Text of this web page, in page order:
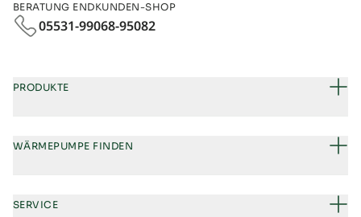
BERATUNG ENDKUNDEN-SHOP
05531-99068‑95082
PRODUKTE
WÄRMEPUMPE FINDEN
SERVICE